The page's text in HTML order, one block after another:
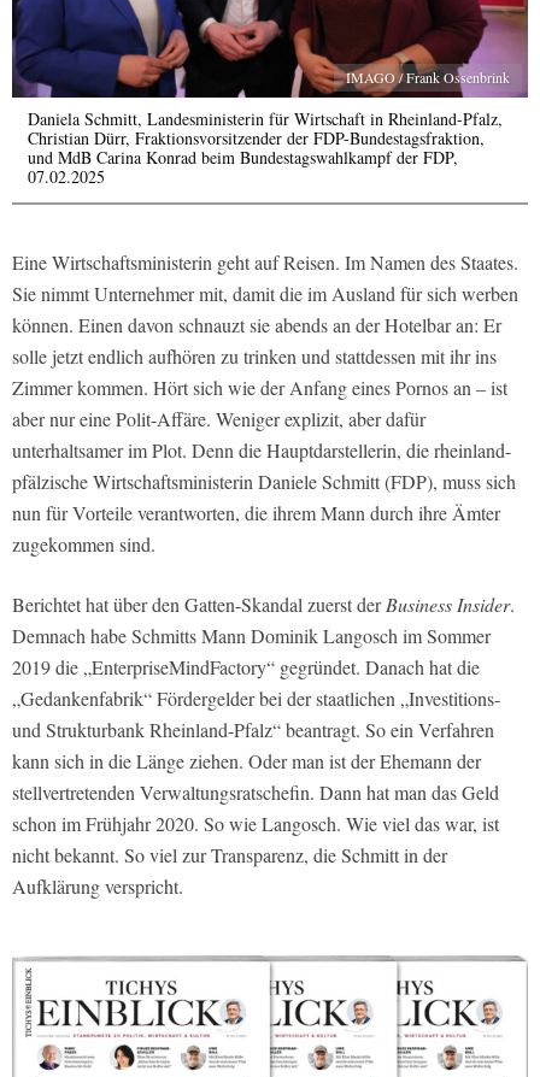
IMAGO / Frank Ossenbrink
Daniela Schmitt, Landesministerin für Wirtschaft in Rheinland-Pfalz,
Christian Dürr, Fraktionsvorsitzender der FDP-Bundestagsfraktion,
und MdB Carina Konrad beim Bundestagswahlkampf der FDP,
07.02.2025
Eine Wirtschaftsministerin geht auf Reisen. Im Namen des Staates.
Sie nimmt Unternehmer mit, damit die im Ausland für sich werben
können. Einen davon schnauzt sie abends an der Hotelbar an: Er
solle jetzt endlich aufhören zu trinken und stattdessen mit ihr ins
Zimmer kommen. Hört sich wie der Anfang eines Pornos an – ist
aber nur eine Polit-Affäre. Weniger explizit, aber dafür
unterhaltsamer im Plot. Denn die Hauptdarstellerin, die rheinland-
pfälzische Wirtschaftsministerin Daniele Schmitt (FDP), muss sich
nun für Vorteile verantworten, die ihrem Mann durch ihre Ämter
zugekommen sind.
Berichtet hat über den Gatten-Skandal zuerst derBusiness Insider.
Demnach habe Schmitts Mann Dominik Langosch im Sommer
2019 die „EnterpriseMindFactory“ gegründet. Danach hat die
„Gedankenfabrik“ Fördergelder bei der staatlichen „Investitions-
und Strukturbank Rheinland-Pfalz“ beantragt. So ein Verfahren
kann sich in die Länge ziehen. Oder man ist der Ehemann der
stellvertretenden Verwaltungsratschefin. Dann hat man das Geld
schon im Frühjahr 2020. So wie Langosch. Wie viel das war, ist
nicht bekannt. So viel zur Transparenz, die Schmitt in der
Aufklärung verspricht.